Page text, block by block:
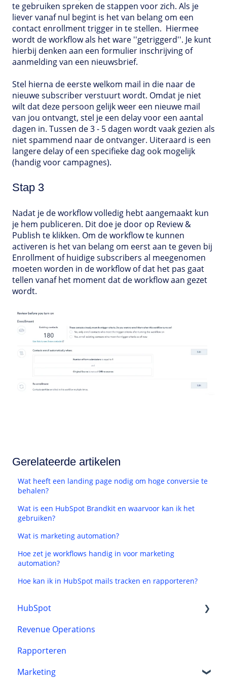
te gebruiken spreken de stappen voor zich. Als je
liever vanaf nul begint is het van belang om een
contact enrollment trigger in te stellen. Hiermee
wordt de workflow als het ware ''getriggerd''. Je kunt
hierbij denken aan een formulier inschrijving of
aanmelding van een nieuwsbrief.
Stel hierna de eerste welkom mail in die naar de
nieuwe subscriber verstuurt wordt. Omdat je niet
wilt dat deze persoon gelijk weer een nieuwe mail
van jou ontvangt, stel je een delay voor een aantal
dagen in. Tussen de 3 - 5 dagen wordt vaak gezien als
niet spammend naar de ontvanger. Uiteraard is een
langere delay of een specifieke dag ook mogelijk
(handig voor campagnes).
Stap 3
Nadat je de workflow volledig hebt aangemaakt kun
je hem publiceren. Dit doe je door op Review &
Publish te klikken. Om de workflow te kunnen
activeren is het van belang om eerst aan te geven bij
Enrollment of huidige subscribers al meegenomen
moeten worden in de workflow of dat het pas gaat
tellen vanaf het moment dat de workflow aan gezet
wordt.
Gerelateerde artikelen
Wat heeft een landing page nodig om hoge conversie te
behalen?
Wat is een HubSpot Brandkit en waarvoor kan ik het
gebruiken?
Wat is marketing automation?
Hoe zet je workflows handig in voor marketing
automation?
Hoe kan ik in HubSpot mails tracken en rapporteren?
HubSpot
CRM
Onboarding
Revenue Operations
Rapporteren
Marketing